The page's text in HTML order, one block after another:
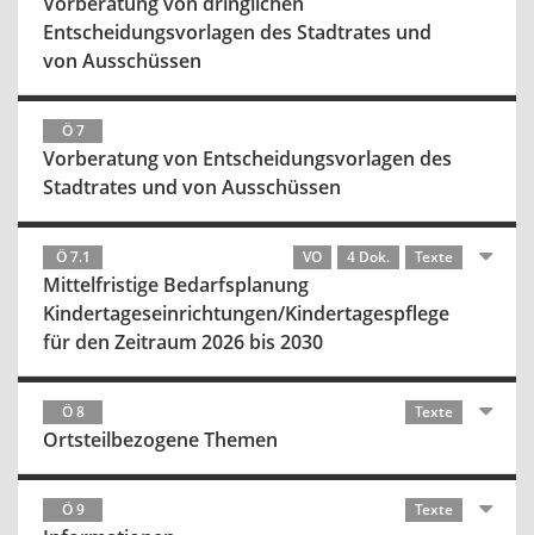
Entscheidungsvorlagen des Stadtrates und
von Ausschüssen
Ö 7
Vorberatung von Entscheidungsvorlagen des
Stadtrates und von Ausschüssen
Ö 7.1 VO 4 Dok. Texte
Mittelfristige Bedarfsplanung
Kindertageseinrichtungen/Kindertagespflege
für den Zeitraum 2026 bis 2030
Ö 8 Texte
Ortsteilbezogene Themen
Ö 9 Texte